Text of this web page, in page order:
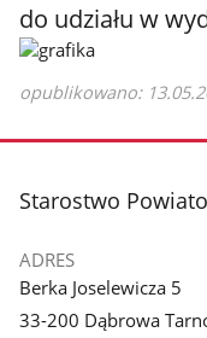
do udziału w
opublikowano:
stopka
Starostwo
ADRES
Berka Joselewicza 5
33-200 Dąbrowa